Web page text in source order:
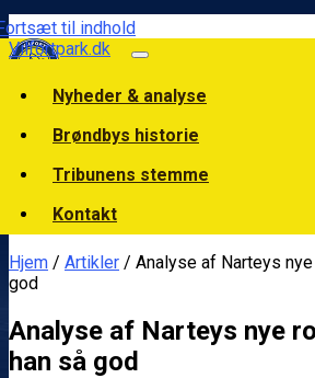
til indhold
Vilfortpark.dk
Nyheder & analyse
Brøndbys historie
Tribunens stemme
Kontakt
Hjem / Artikler / Analyse af Narteys
god
Analyse af Narteys nye
han så god